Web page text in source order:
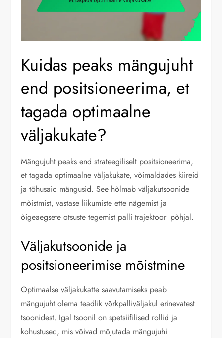
Kuidas peaks mängujuht
end positsioneerima, et
tagada optimaalne
väljakukate?
Mängujuht peaks end strateegiliselt positsioneerima,
et tagada optimaalne väljakukate, võimaldades kiireid
ja tõhusaid mängusid. See hõlmab väljakutsoonide
mõistmist, vastase liikumiste ette nägemist ja
õigeaegsete otsuste tegemist palli trajektoori põhjal.
Väljakutsoonide ja
positsioneerimise mõistmine
Optimaalse väljakukatte saavutamiseks peab
mängujuht olema teadlik võrkpalliväljakul erinevatest
tsoonidest. Igal tsoonil on spetsiifilised rollid ja
kohustused, mis võivad mõjutada mängujuhi